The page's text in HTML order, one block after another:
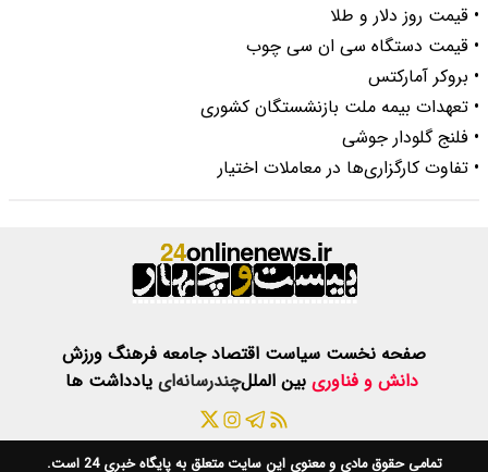
• قیمت روز دلار و طلا
• قیمت دستگاه سی ان سی چوب
• بروکر آمارکتس
• تعهدات بیمه ملت بازنشستگان کشوری
• فلنج گلودار جوشی
• تفاوت کارگزاری‌ها در معاملات اختیار
صفحه نخست سیاست اقتصادجامعه فرهنگ ورزش
دانش و فناوری بین المللچندرسانه‌ای یادداشت ها
تمامی حقوق مادی و معنوی این سایت متعلق بهپایگاه خبری 24 است.